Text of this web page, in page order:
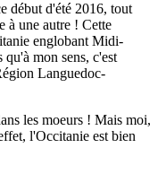
début d'été 2016, tout
à une autre ! Cette
englobant Midi-
mon sens, c'est
Languedoc-
les moeurs ! Mais moi,
l'Occitanie est bien